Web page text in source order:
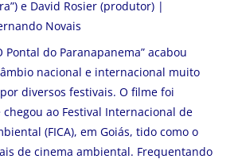
e David Rosier (produtor) |
Novais
Pontal do Paranapanema” acabou
nacional e internacional muito
diversos festivais. O filme foi
chegou ao Festival Internacional de
(FICA), em Goiás, tido como o
de cinema ambiental. Frequentando